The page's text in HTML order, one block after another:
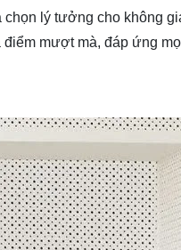
lý tưởng cho không
mượt mà, đáp ứng